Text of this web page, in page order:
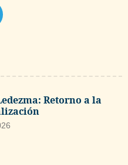
Retorno a la